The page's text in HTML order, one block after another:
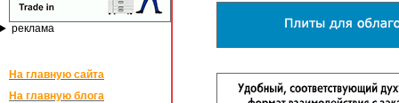
реклама
На главную сайта
На главную блога